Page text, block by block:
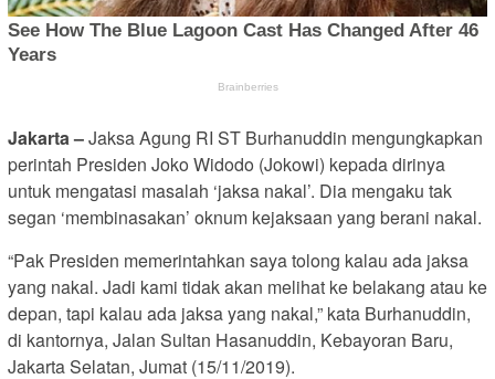
Jakarta –Jaksa Agung RI ST Burhanuddin mengungkapkan
perintah Presiden Joko Widodo (Jokowi) kepada dirinya
untuk mengatasi masalah ‘jaksa nakal’. Dia mengaku tak
segan ‘membinasakan’ oknum kejaksaan yang berani nakal.
“Pak Presiden memerintahkan saya tolong kalau ada jaksa
yang nakal. Jadi kami tidak akan melihat ke belakang atau ke
depan, tapi kalau ada jaksa yang nakal,” kata Burhanuddin,
di kantornya, Jalan Sultan Hasanuddin, Kebayoran Baru,
Jakarta Selatan, Jumat (15/11/2019).